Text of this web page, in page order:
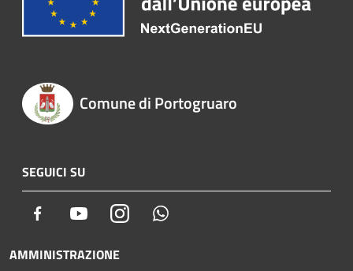
Comune di Portogruaro
SEGUICI SU
Facebook YoutubeInstagram
AMMINISTRAZIONE